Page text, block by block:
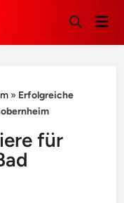
Suche
» Erfolgreiche
für